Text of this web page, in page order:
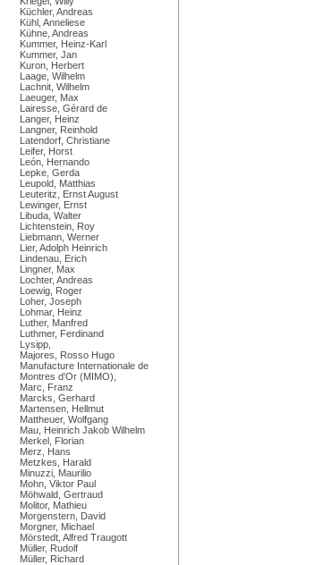
Küchler, Andreas
Kühl, Anneliese
Kühne, Andreas
Kummer, Heinz-Karl
Kummer, Jan
Kuron, Herbert
Laage, Wilhelm
Lachnit, Wilhelm
Laeuger, Max
Lairesse, Gérard de
Langer, Heinz
Langner, Reinhold
Latendorf, Christiane
Leifer, Horst
León, Hernando
Lepke, Gerda
Leupold, Matthias
Leuteritz, Ernst August
Lewinger, Ernst
Libuda, Walter
Lichtenstein, Roy
Liebmann, Werner
Lier, Adolph Heinrich
Lindenau, Erich
Lingner, Max
Lochter, Andreas
Loewig, Roger
Loher, Joseph
Lohmar, Heinz
Luther, Manfred
Luthmer, Ferdinand
Lysipp,
Majores, Rosso Hugo
Manufacture Internationale de
Montres d'Or (MIMO),
Marc, Franz
Marcks, Gerhard
Martensen, Hellmut
Mattheuer, Wolfgang
Mau, Heinrich Jakob Wilhelm
Merkel, Florian
Merz, Hans
Metzkes, Harald
Minuzzi, Maurilio
Mohn, Viktor Paul
Möhwald, Gertraud
Molitor, Mathieu
Morgenstern, David
Morgner, Michael
Mörstedt, Alfred Traugott
Müller, Rudolf
Müller, Richard